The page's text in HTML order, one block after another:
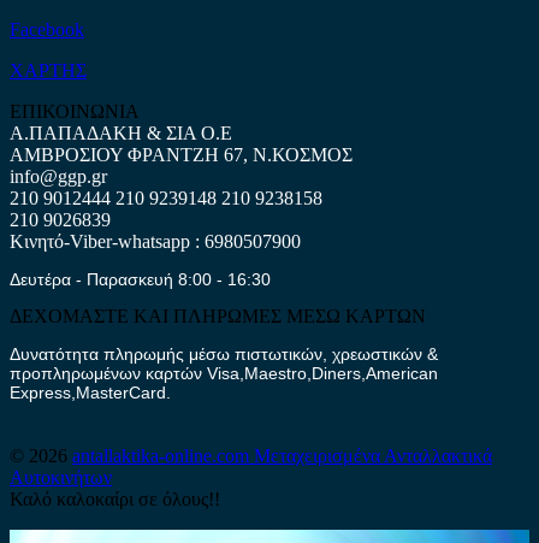
Facebook
ΧΑΡΤΗΣ
ΕΠΙΚΟΙΝΩΝΙΑ
Α.ΠΑΠΑΔΑΚΗ & ΣΙΑ Ο.Ε
ΑΜΒΡΟΣΙΟΥ ΦΡΑΝΤΖΗ 67, Ν.ΚΟΣΜΟΣ
info@ggp.gr
210 9012444 210 9239148 210 9238158
210 9026839
Κινητό-Viber-whatsapp : 6980507900
Δευτέρα - Παρασκευή 8:00 - 16:30
ΔΕΧΟΜΑΣΤΕ ΚΑΙ ΠΛΗΡΩΜΕΣ ΜΕΣΩ ΚΑΡΤΩΝ
Δυνατότητα πληρωμής μέσω πιστωτικών, χρεωστικών &
προπληρωμένων καρτών Visa,Maestro,Diners,American
Express,MasterCard.
© 2026 antallaktika-online.com Μεταχειρισμένα Ανταλλακτικά
Αυτοκινήτων
Καλό καλοκαίρι σε όλους!!